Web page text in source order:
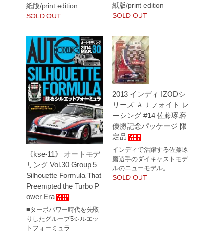
紙版/print edition
SOLD OUT
紙版/print edition
SOLD OUT
《kse-11》 オートモデ
リング Vol.30 Group 5
Silhouette Formula That
Preempted the Turbo P
ower Era
■ターボパワー時代を先取
りしたグループ5シルエッ
トフォーミュラ
2013 インディ IZODシ
リーズ ＡＪフォイト レ
ーシング #14 佐藤琢磨
優勝記念パッケージ 限
定品
インディで活躍する佐藤琢
磨選手のダイキャストモデ
ルのニューモデル。
SOLD OUT